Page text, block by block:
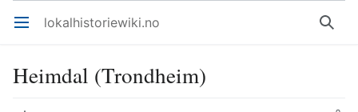
Åpne hovedmenyen lokalhistoriewiki.no Søk
Heimdal (Trondheim)